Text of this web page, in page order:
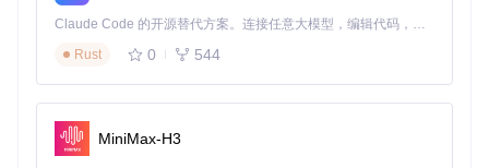
仿射配准阶段：采用刚体变换+缩放变换，优化全局空间对
应关系
调整，平均配准误差可控制在50μm以内
2.3 配准质量评估指标
系统内置多种量化评估工具：
Claude Code 的开源替代方案。连接任意大模型，编辑代码，运行命令，自动验证 — 全自动执行。用 Rust 构建，极致性能。 ｜ An open-source alternative to Claude Code. Connect any LLM, edit code, run commands, and verify changes — autonomously. Built in Rust for speed. Get Started
Rust
0 544
MiniMax-H3